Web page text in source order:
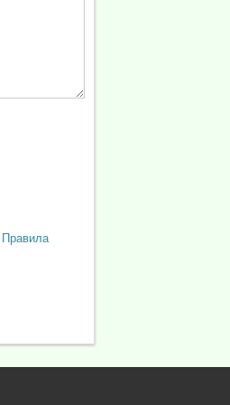
Правила